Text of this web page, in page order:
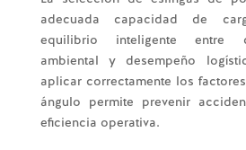
adecuada capacidad de
equilibrio inteligente entre
ambiental y desempeño
aplicar correctamente los
ángulo permite prevenir
eficiencia operativa.